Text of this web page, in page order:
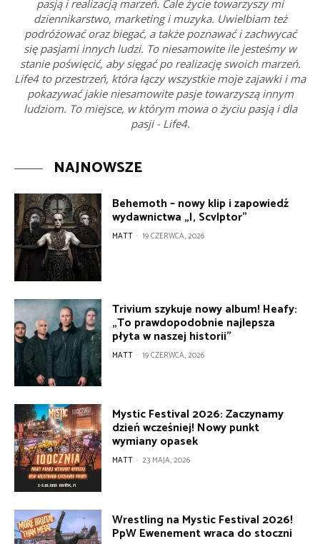
pasją i realizacją marzeń. Cale życie towarzyszy mi
dziennikarstwo, marketing i muzyka. Uwielbiam też
podróżować oraz biegać, a także poznawać i zachwycać
się pasjami innych ludzi. To niesamowite ile jesteśmy w
stanie poświęcić, aby sięgać po realizację swoich marzeń.
Life4 to przestrzeń, która łączy wszystkie moje zajawki i ma
pokazywać jakie niesamowite pasje towarzyszą innym
ludziom. To miejsce, w którym mowa o życiu pasją i dla
pasji - Life4.
NAJNOWSZE
Behemoth – nowy klip i zapowiedź
wydawnictwa „I, Scvlptor”
MATT - 19 CZERWCA, 2026
Trivium szykuje nowy album! Heafy:
„To prawdopodobnie najlepsza
płyta w naszej historii”
MATT - 19 CZERWCA, 2026
Mystic Festival 2026: Zaczynamy
dzień wcześniej! Nowy punkt
wymiany opasek
MATT - 23 MAJA, 2026
Wrestling na Mystic Festival 2026!
PpW Ewenement wraca do stoczni